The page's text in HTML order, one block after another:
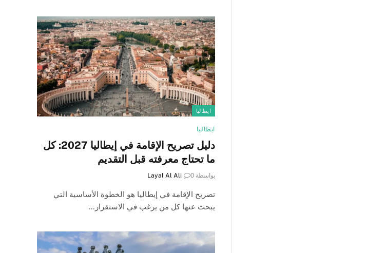
ايطاليا
ايطاليا
دليل تصريح الإقامة في إيطاليا 2027: كل
ما تحتاج معرفته قبل التقديم
بواسطة Layal Al Ali 0
تصريح الإقامة في إيطاليا هو الخطوة الأساسية التي
يبحث عنها كل من يرغب في الاستقرار…